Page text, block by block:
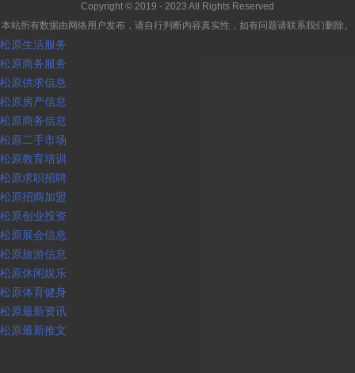
Copyright © 2019 - 2023 All Rights Reserved
本站所有数据由网络用户发布，请自行判断内容真实性，如有问题请联系我们删除。
松原生活服务
松原商务服务
松原供求信息
松原房产信息
松原商务信息
松原二手市场
松原教育培训
松原求职招聘
松原招商加盟
松原创业投资
松原展会信息
松原旅游信息
松原休闲娱乐
松原体育健身
松原最新资讯
松原最新推文